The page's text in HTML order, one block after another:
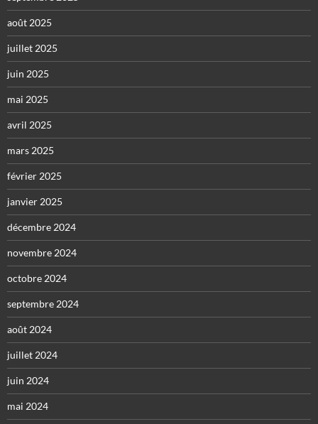
août 2025
juillet 2025
juin 2025
mai 2025
avril 2025
mars 2025
février 2025
janvier 2025
décembre 2024
novembre 2024
octobre 2024
septembre 2024
août 2024
juillet 2024
juin 2024
mai 2024